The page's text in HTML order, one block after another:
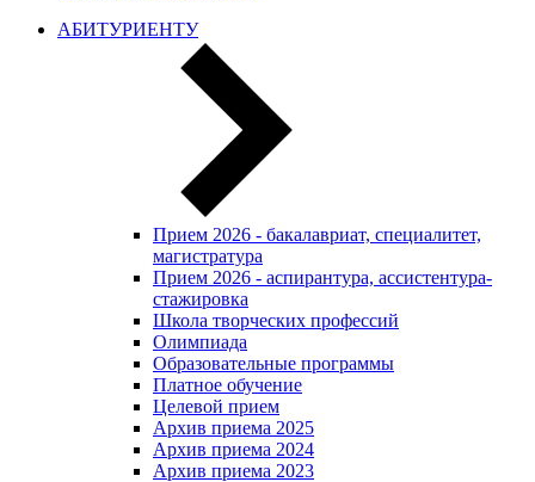
АБИТУРИЕНТУ
Прием 2026 - бакалавриат, специалитет,
магистратура
Прием 2026 - аспирантура, ассистентура-
стажировка
Школа творческих профессий
Олимпиада
Образовательные программы
Платное обучение
Целевой прием
Архив приема 2025
Архив приема 2024
Архив приема 2023